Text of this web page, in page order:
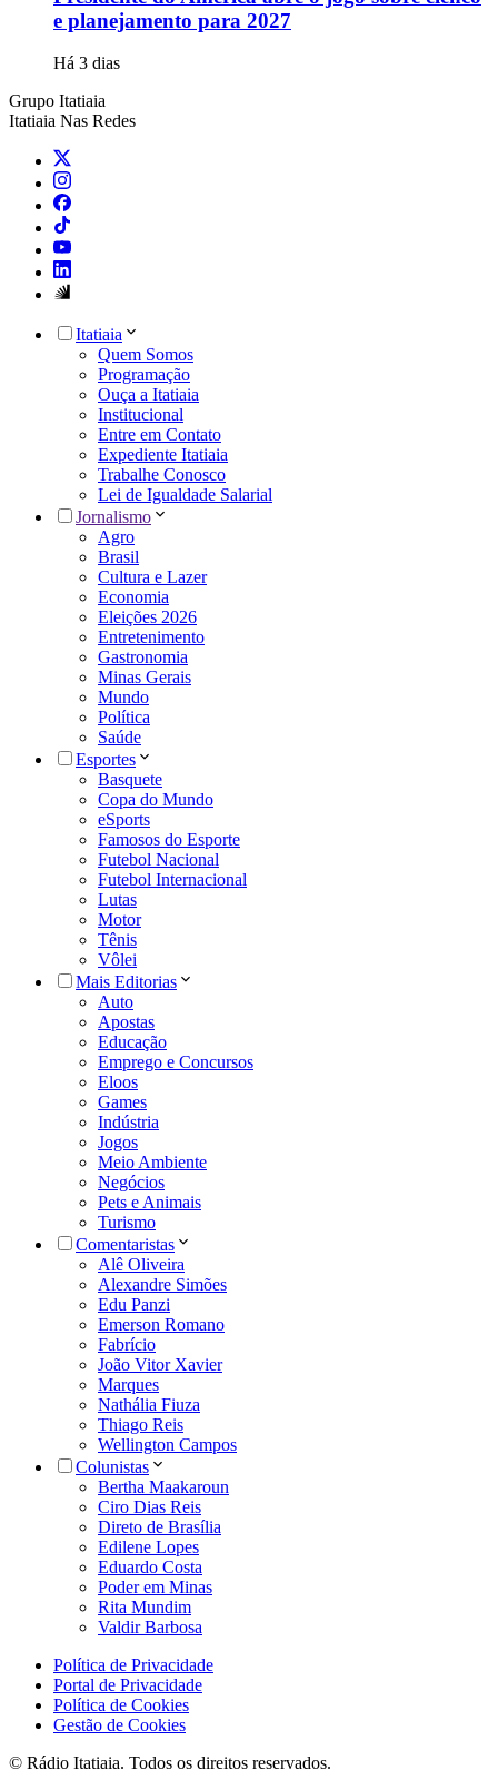
e planejamento para 2027
Há 3 dias
Grupo Itatiaia
Itatiaia Nas Redes
Itatiaia
Quem Somos
Programação
Ouça a Itatiaia
Institucional
Entre em Contato
Expediente Itatiaia
Trabalhe Conosco
Lei de Igualdade Salarial
Jornalismo
Agro
Brasil
Cultura e Lazer
Economia
Eleições 2026
Entretenimento
Gastronomia
Minas Gerais
Mundo
Política
Saúde
Esportes
Basquete
Copa do Mundo
eSports
Famosos do Esporte
Futebol Nacional
Futebol Internacional
Lutas
Motor
Tênis
Vôlei
Mais Editorias
Auto
Apostas
Educação
Emprego e Concursos
Eloos
Games
Indústria
Jogos
Meio Ambiente
Negócios
Pets e Animais
Turismo
Comentaristas
Alê Oliveira
Alexandre Simões
Edu Panzi
Emerson Romano
Fabrício
João Vitor Xavier
Marques
Nathália Fiuza
Thiago Reis
Wellington Campos
Colunistas
Bertha Maakaroun
Ciro Dias Reis
Direto de Brasília
Edilene Lopes
Eduardo Costa
Poder em Minas
Rita Mundim
Valdir Barbosa
Política de Privacidade
Portal de Privacidade
Política de Cookies
Gestão de Cookies
© Rádio Itatiaia. Todos os direitos reservados.